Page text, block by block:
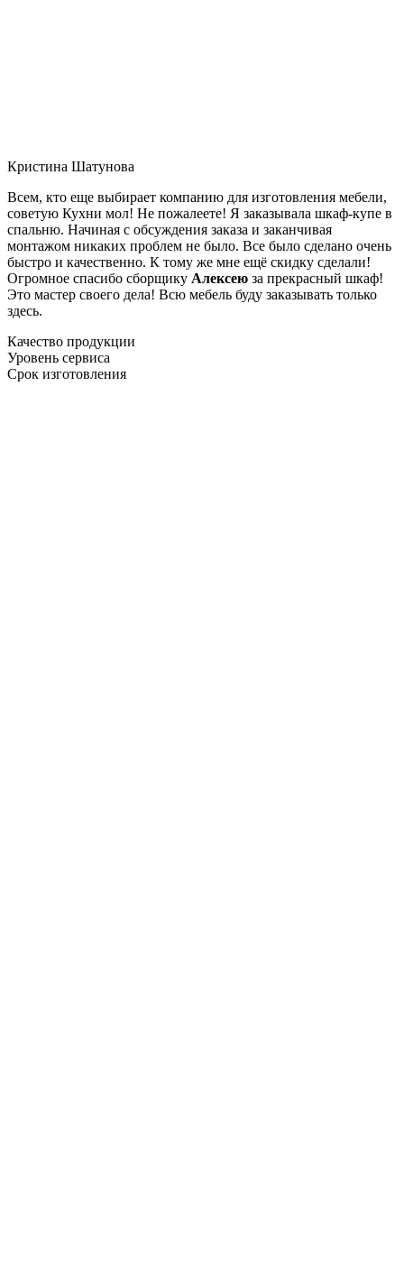
Кристина Шатунова
Всем, кто еще выбирает компанию для изготовления мебели,
советую Кухни мол! Не пожалеете! Я заказывала шкаф-купе в
спальню. Начиная с обсуждения заказа и заканчивая
монтажом никаких проблем не было. Все было сделано очень
быстро и качественно. К тому же мне ещё скидку сделали!
Огромное спасибо сборщику Алексею за прекрасный шкаф!
Это мастер своего дела! Всю мебель буду заказывать только
здесь.
Качество продукции
Уровень сервиса
Срок изготовления